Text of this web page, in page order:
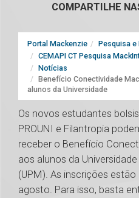
COMPARTILHE
Portal Mackenzie
Pesquisa e
CEMAPI CT Pesquisa
Notícias
Benefício Conectividade
alunos da Universidade
Os novos estudantes
PROUNI e Filantropia
receber o Benefício
aos alunos da
(UPM). As inscrições
agosto. Para isso, basta